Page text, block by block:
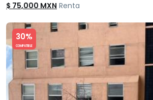
$ 75,000 MXN Renta
30%
COMPATIBLE
Slide 1 of 5